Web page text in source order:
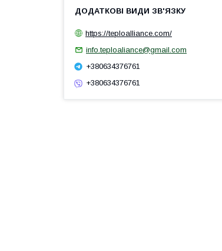
https://teploalliance.com/
info.teploaliance@gmail.com
+380634376761
+380634376761